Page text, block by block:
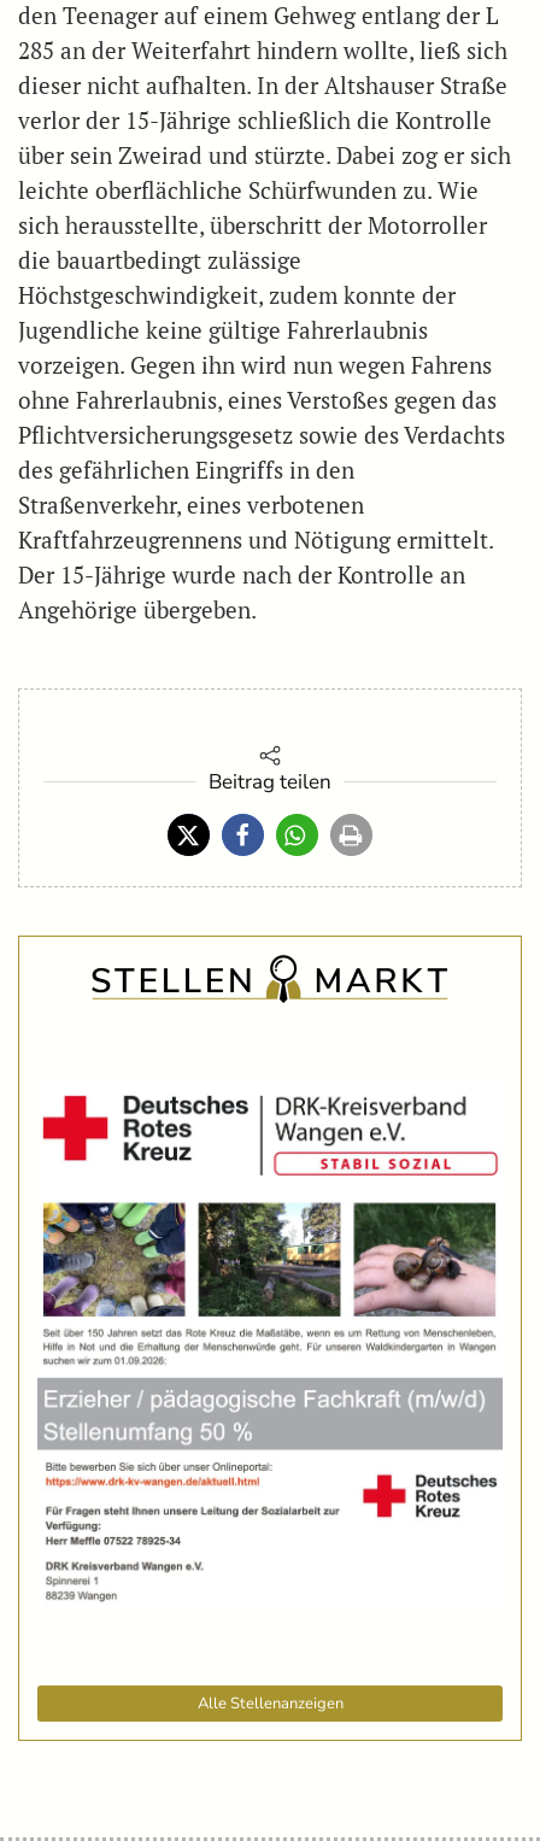
den Teenager auf einem Gehweg entlang der L
285 an der Weiterfahrt hindern wollte, ließ sich
dieser nicht aufhalten. In der Altshauser Straße
verlor der 15-Jährige schließlich die Kontrolle
über sein Zweirad und stürzte. Dabei zog er sich
leichte oberflächliche Schürfwunden zu. Wie
sich herausstellte, überschritt der Motorroller
die bauartbedingt zulässige
Höchstgeschwindigkeit, zudem konnte der
Jugendliche keine gültige Fahrerlaubnis
vorzeigen. Gegen ihn wird nun wegen Fahrens
ohne Fahrerlaubnis, eines Verstoßes gegen das
Pflichtversicherungsgesetz sowie des Verdachts
des gefährlichen Eingriffs in den
Straßenverkehr, eines verbotenen
Kraftfahrzeugrennens und Nötigung ermittelt.
Der 15-Jährige wurde nach der Kontrolle an
Angehörige übergeben.
Beitrag teilen
Alle Stellenanzeigen